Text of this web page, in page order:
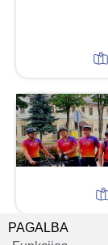
PAGALBA